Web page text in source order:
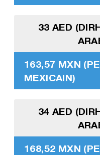
33 AED
163,57 MXN
MEXICAIN)
34 AED
168,52 MXN